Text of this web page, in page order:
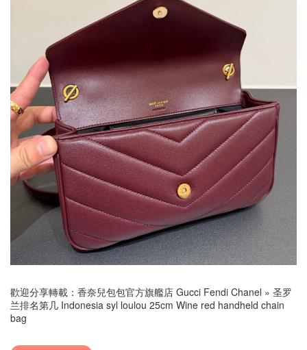
歡迎分享轉載： 香奈兒包包官方旗艦店 Gucci Fendi Chanel » 圣罗
兰排名第几 Indonesia syl loulou 25cm Wine red handheld chain
bag